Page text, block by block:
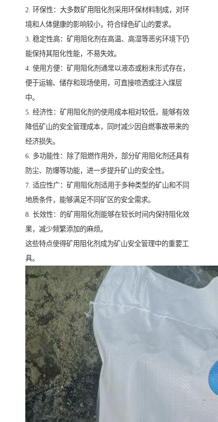
2. 环保性：大多数矿用阻化剂采用环保材料制成，对环
境和人体健康的影响较小，符合绿色矿山的要求。
3. 稳定性高：矿用阻化剂在高温、高湿等恶劣环境下仍
能保持其阻化性能，不易失效。
4. 使用方便：矿用阻化剂通常以液态或粉末形式存在，
便于运输、储存和现场使用，可直接喷洒或注入煤层
中。
5. 经济性：矿用阻化剂的使用成本相对较低，能够有效
降低矿山的安全管理成本，同时减少因自燃事故带来的
经济损失。
6. 多功能性：除了阻燃作用外，部分矿用阻化剂还具有
防尘、防爆等功能，进一步提升矿山的安全性。
7. 适应性广：矿用阻化剂适用于多种类型的矿山和不同
地质条件，能够满足不同矿区的安全需求。
8. 长效性：的矿用阻化剂能够在较长时间内保持阻化效
果，减少频繁添加的麻烦。
这些特点使得矿用阻化剂成为矿山安全管理中的重要工
具。